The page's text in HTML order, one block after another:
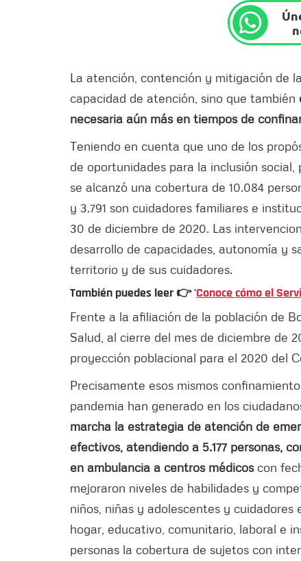
La atención, contención y mitigación de
capacidad de atención, sino que también
necesaria aún más en tiempos de
Teniendo en cuenta que uno de los
de oportunidades para la inclusión
se alcanzó una cobertura de 10.084
y 3.791 son cuidadores familiares e
30 de diciembre de 2020. Las
desarrollo de capacidades, autonomía y
territorio y de sus cuidadores.
También puedes leer 👉 'Conoce cómo el
Frente a la afiliación de la población de
Salud, al cierre del mes de diciembre de
proyección poblacional para el 2020 del
Precisamente esos mismos
pandemia han generado en los
marcha la estrategia de atención de
efectivos, atendiendo a 5.177 personas,
en ambulancia a centros médicoscon
mejoraron niveles de habilidades y
niños, niñas y adolescentes y
hogar, educativo, comunitario, laboral e
personas la cobertura de sujetos con